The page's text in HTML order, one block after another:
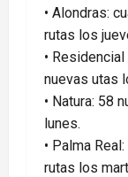
•⁠ ⁠Alondras:
rutas los
•⁠
nuevas utas
•⁠ ⁠Natura: 58
lunes.
•⁠ ⁠Palma
rutas los